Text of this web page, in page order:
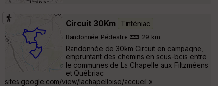
Circuit 30Km Tinténiac
Randonnée Pédestre 29 km
Randonnée de 30km Circuit en campagne,
empruntant des chemins en sous-bois entre
le communes de La Chapelle aux Filtzméens
et Québriac
sites.google.com/view/lachapelloise/accueil »